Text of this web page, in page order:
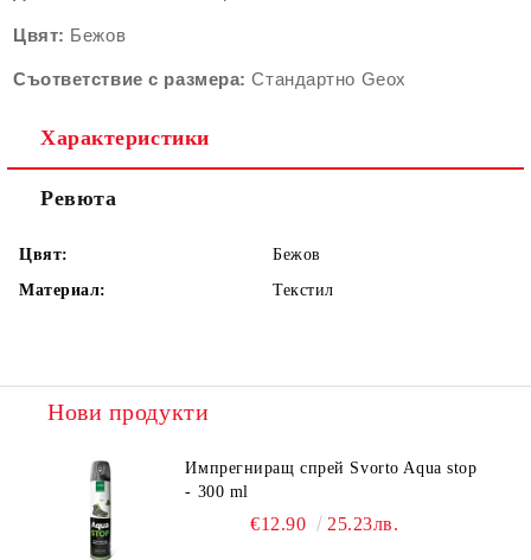
Цвят: Бежов
Съответствие с размера:Стандартно Geox
Характеристики
Ревюта
Цвят:
Бежов
Материал:
Текстил
Нови продукти
Импрегниращ спрей Svorto Aqua stop
- 300 ml
€12.90 25.23лв.